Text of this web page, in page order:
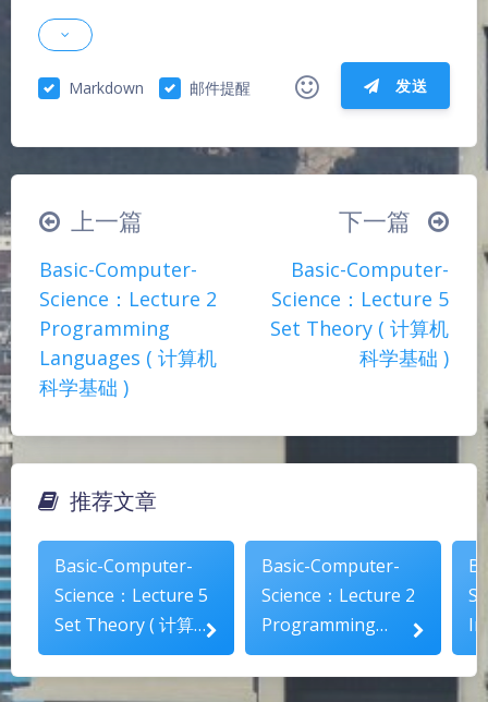
Sans Serif Serif
浅阴影 深阴影
关闭
Markdown 邮件提醒 发送
|´・ω・)ノ ヾ(≧∇≦*)ゝ
(☆ω☆)
∠( ᐛ 」∠)＿
୧(๑•̀⌄•́๑)૭
(ノ°ο°)ノ
(´இ皿இ｀)
⌇●﹏●⌇
(ฅ´ω`ฅ)
(╯°A°)╯︵○○○
ヾ(´･ ･｀｡)ノ"
╮(╯▽╰)╭
o(*////▽////*)q
＞﹏＜
( ๑´•ω•) "(ㆆᴗㆆ)
上一篇
Basic-Computer-
Science：Lecture 2
Programming
Languages ( 计算机
科学基础 )
下一篇
Basic-Computer-
Science：Lecture 5
Set Theory ( 计算机
科学基础 )
推荐文章
Basic-Computer-
Science：Lecture 5
Set Theory ( 计算机
科学基础 )
Basic-Computer-
Science：Lecture 2
Programming
Languages ( 计算机
科学基础 )